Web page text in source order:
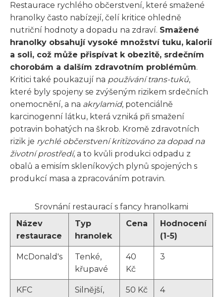
Restaurace rychlého občerstvení, které smažené
hranolky často nabízejí, čelí kritice ohledně
nutriční hodnoty a dopadu na zdraví. Smažené
hranolky obsahují vysoké množství tuku, kalorií
a soli, což může přispívat k obezitě, srdečním
chorobám a dalším zdravotním problémům.
Kritici také poukazují na používání trans-tuků,
které byly spojeny se zvýšeným rizikem srdečních
onemocnění, a na akrylamid, potenciálně
karcinogenní látku, která vzniká při smažení
potravin bohatých na škrob. Kromě zdravotních
rizik je rychlé občerstvení kritizováno za dopad na
životní prostředí, a to kvůli produkci odpadu z
obalů a emisím skleníkových plynů spojených s
produkcí masa a zpracováním potravin.
Srovnání restaurací s fancy hranolkami
Název
restaurace
Typ
hranolek
Cena
Hodnocení
(1-5)
McDonald's
Tenké,
křupavé
40
Kč
3
KFC
Silnější,
50 Kč 4